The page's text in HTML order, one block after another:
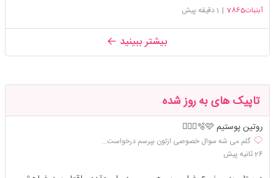
آبنبات7865 | 1 دقیقه پیش
بیشتر ببینید
تاپیک های به روز شده
روتین پوستیم 🫧🩷💆🏼‍♀️
گلم می شه سوال خصوصی ازتون بپرسم درخواست...
26 ثانیه پیش